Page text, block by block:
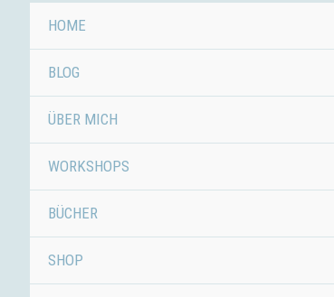
HOME
BLOG
ÜBER MICH
WORKSHOPS
BÜCHER
SHOP